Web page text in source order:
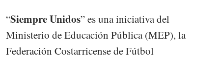
“Siempre Unidos” es una iniciativa del
Ministerio de Educación Pública (MEP), la
Federación Costarricense de Fútbol